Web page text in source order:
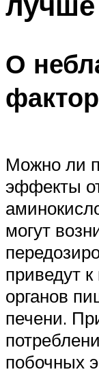
БАССЕЙН
МЕНЮ
О
Можно ли
эффекты
могут
приведут
органов
печени.
побочных